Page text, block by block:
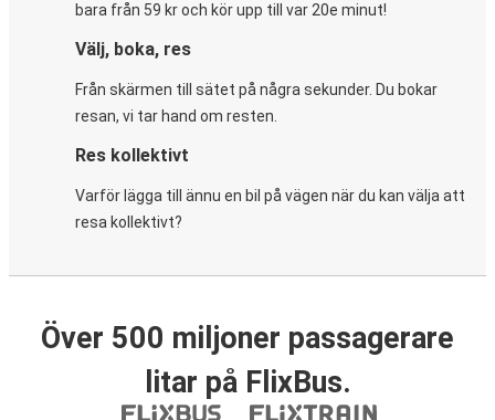
bara från 59 kr och kör upp till var 20e minut!
Välj, boka, res
Från skärmen till sätet på några sekunder. Du bokar
resan, vi tar hand om resten.
Res kollektivt
Varför lägga till ännu en bil på vägen när du kan välja att
resa kollektivt?
Över 500 miljoner passagerare
litar på FlixBus.